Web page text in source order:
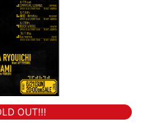
OUT!!!